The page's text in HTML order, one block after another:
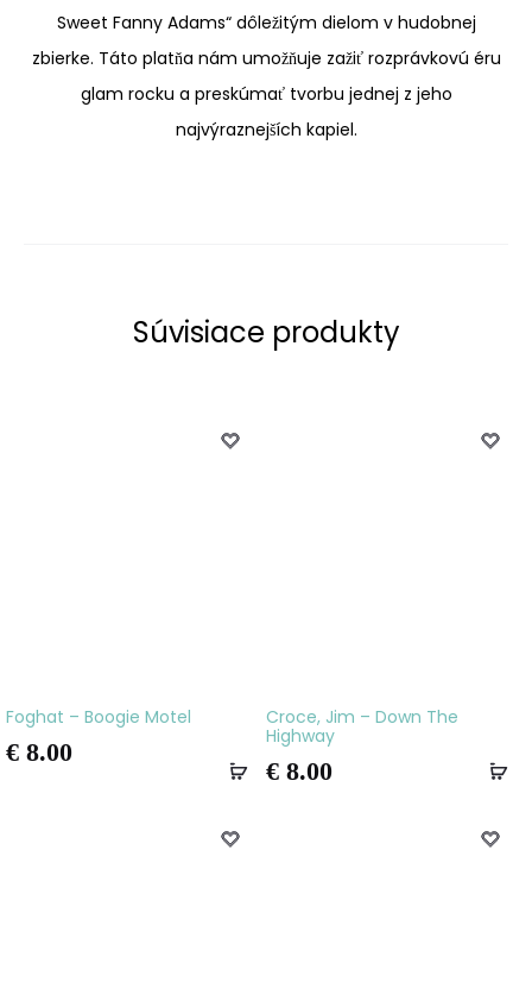
Sweet Fanny Adams“ dôležitým dielom v hudobnej
zbierke. Táto platňa nám umožňuje zažiť rozprávkovú éru
glam rocku a preskúmať tvorbu jednej z jeho
najvýraznejších kapiel.
Súvisiace produkty
Foghat – Boogie Motel
€ 8.00
Croce, Jim – Down The
Highway
€ 8.00